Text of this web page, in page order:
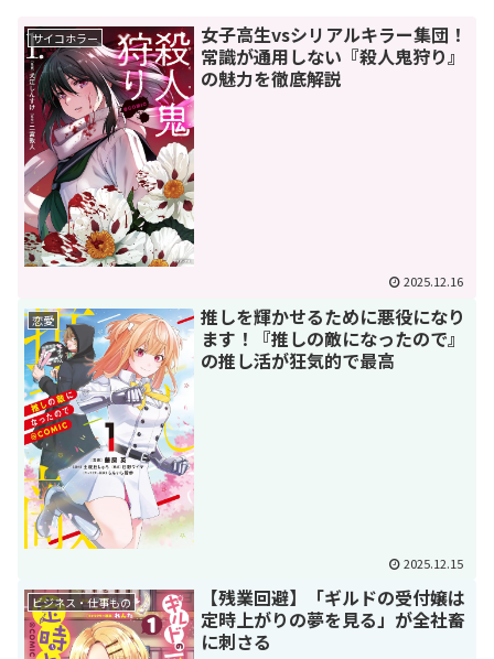
サイコホラー
女子高生vsシリアルキラー集団！
常識が通用しない『殺人鬼狩り』
の魅力を徹底解説
2025.12.16
恋愛
推しを輝かせるために悪役になり
ます！『推しの敵になったので』
の推し活が狂気的で最高
2025.12.15
ビジネス・仕事もの
【残業回避】「ギルドの受付嬢は
定時上がりの夢を見る」が全社畜
に刺さる